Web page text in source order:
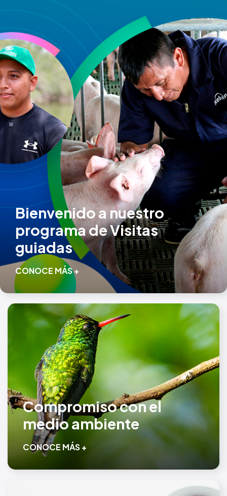
Bienvenido a nuestro
programa de Visitas
guiadas
CONOCE MÁS +
Compromiso con el
medio ambiente
CONOCE MÁS +